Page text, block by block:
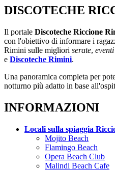
DISCOTECHE
Il portale Discoteche Riccione
con l'obiettivo di informare i
Rimini sulle migliori serate, eventi
e Discoteche Rimini.
Una panoramica completa per
notturno più adatto in base
INFORMAZIONI
Locali sulla spiaggia
Mojito Beach
Flamingo Beach
Opera Beach Club
Malindi Beach Cafe